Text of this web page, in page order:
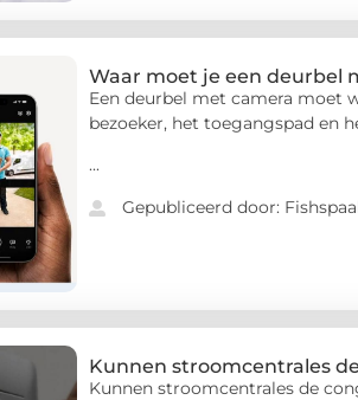
Waar moet je een deurbel
Een deurbel met camera moet
bezoeker, het toegangspad en
...
Gepubliceerd door:
Kunnen stroomcentrales
Kunnen stroomcentrales de